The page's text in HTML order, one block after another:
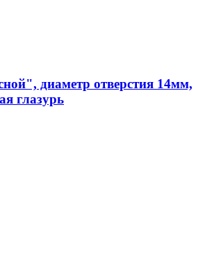
диаметр отверстия 14мм,
глазурь